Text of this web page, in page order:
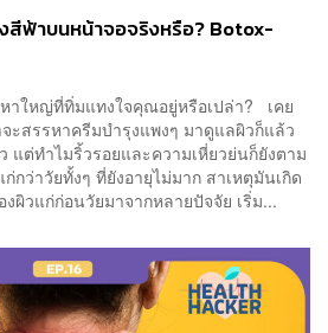
สีฟ้าบนหน้าจอจริงหรือ? Botox-
าใหญ่ที่ทิ่มแทงใจคุณอยู่หรือเปล่า? เคย
ะสรรหาครีมบำรุงแพงๆ มาดูแลผิวก็แล้ว
แต่ทำไมริ้วรอยและความเหี่ยวย่นก็ยังตาม
กว่าวัยทั้งๆ ที่ยังอายุไม่มาก สาเหตุมันเกิด
ผิวแก่ก่อนวัยมาจากหลายปัจจัย เริ่ม...